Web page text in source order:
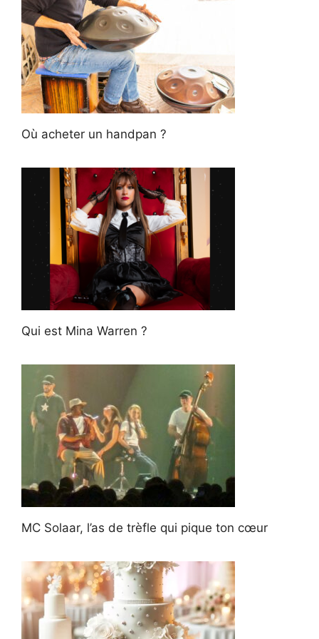
Où acheter un handpan ?
Qui est Mina Warren ?
MC Solaar, l’as de trèfle qui pique ton cœur